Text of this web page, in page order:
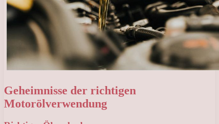
Geheimnisse der richtigen
Motorölverwendung